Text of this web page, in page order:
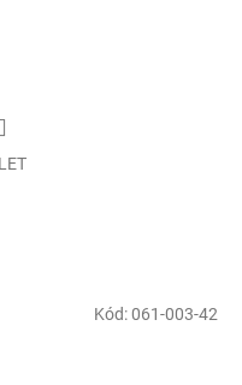
Kód:061-003-42